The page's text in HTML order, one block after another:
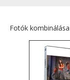
Fotók